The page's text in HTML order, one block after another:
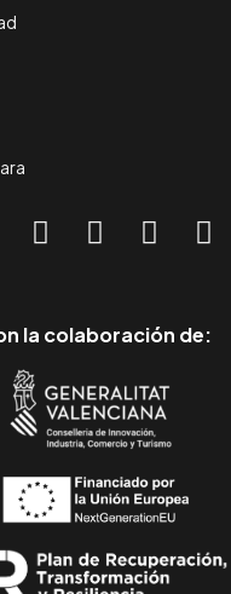
la colaboración de: